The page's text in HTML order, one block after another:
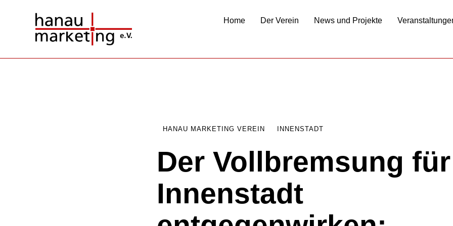
Home Der Verein News und Projekte
HANAU MARKETING VEREIN INNENSTADT
Der Vollbremsung
Innenstadt